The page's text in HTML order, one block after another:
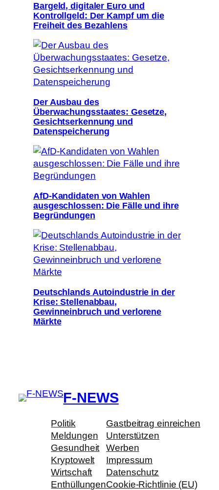
Bargeld, digitaler Euro und
Kontrollgeld: Der Kampf um die
Freiheit des Bezahlens
Der Ausbau des
Überwachungsstaates: Gesetze,
Gesichtserkennung und
Datenspeicherung
AfD-Kandidaten von Wahlen
ausgeschlossen: Die Fälle und ihre
Begründungen
Deutschlands Autoindustrie in der
Krise: Stellenabbau,
Gewinneinbruch und verlorene
Märkte
F-NEWS
Politik
Meldungen
Gesundheit
Kryptowelt
Wirtschaft
Enthüllungen
Gastbeitrag einreichen
Unterstützen
Werben
Impressum
Datenschutz
Cookie-Richtlinie (EU)